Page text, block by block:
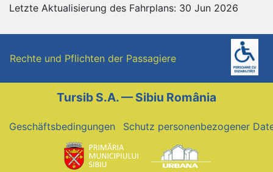
Letzte Aktualisierung des Fahrplans: 30 Jun 2026
Rechte und Pflichten der Passagiere
Tursib S.A. — Sibiu România
Geschäftsbedingungen Schutz personenbezogener